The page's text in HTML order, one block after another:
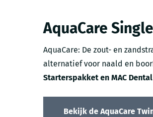
AquaCare Single
AquaCare: De zout- en
alternatief voor naald en
Starterspakket en MAC
Bekijk de AquaCare